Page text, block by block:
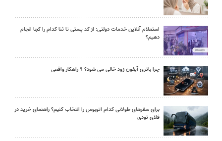
استعلام آنلاین خدمات دولتی: از کد پستی تا ثنا کدام را کجا انجام
دهیم؟
چرا باتری آیفون زود خالی می شود؟ ۹ راهکار واقعی
برای سفرهای طولانی کدام اتوبوس را انتخاب کنیم؟ راهنمای خرید در
فلای تودی